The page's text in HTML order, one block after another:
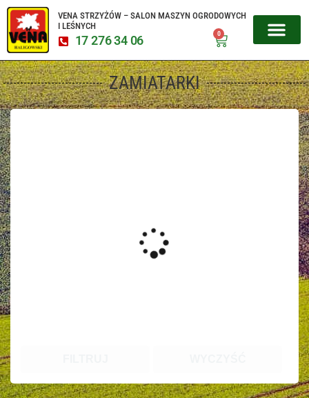
VENA STRZYŻÓW – SALON MASZYN OGRODOWYCH
I LEŚNYCH
17 276 34 06
0
ZAMIATARKI